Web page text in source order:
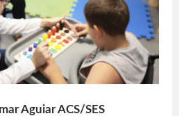
Aguiar ACS/SES